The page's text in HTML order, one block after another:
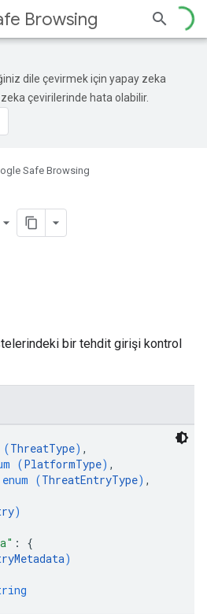
Browsing
dile çevirmek için yapay zeka
çevirilerinde hata olabilir.
Safe Browsing
bir tehdit girişi kontrol
(ThreatType) ,
(PlatformType) ,
enum (ThreatEntryType) ,
)
: {
)